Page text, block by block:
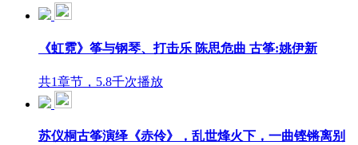
《虹霓》筝与钢琴、打击乐 陈思危曲 古筝:姚伊新
共1章节，5.8千次播放
苏仪桐古筝演绎《赤伶》，乱世烽火下，一曲铿锵离别